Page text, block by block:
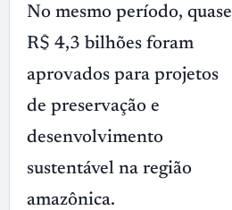
No mesmo período, quase
R$ 4,3 bilhões foram
aprovados para projetos
de preservação e
desenvolvimento
sustentável na região
amazônica.